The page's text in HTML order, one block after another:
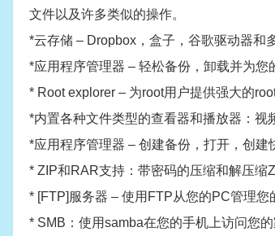
文件以及许多类似的操作。
*云存储 – Dropbox，盒子，谷歌驱动器和
*应用程序管理器 – 轻松备份，卸载并为您
* Root explorer – 为root用户提供强大的
*内置各种文件类型的查看器和播放器：视
*应用程序管理器 – 创建备份，打开，创建
* ZIP和RAR支持：带密码的压缩和解压缩
* [FTP]服务器 – 使用FTP从您的PC管理您
* SMB：使用samba在您的手机上访问您的